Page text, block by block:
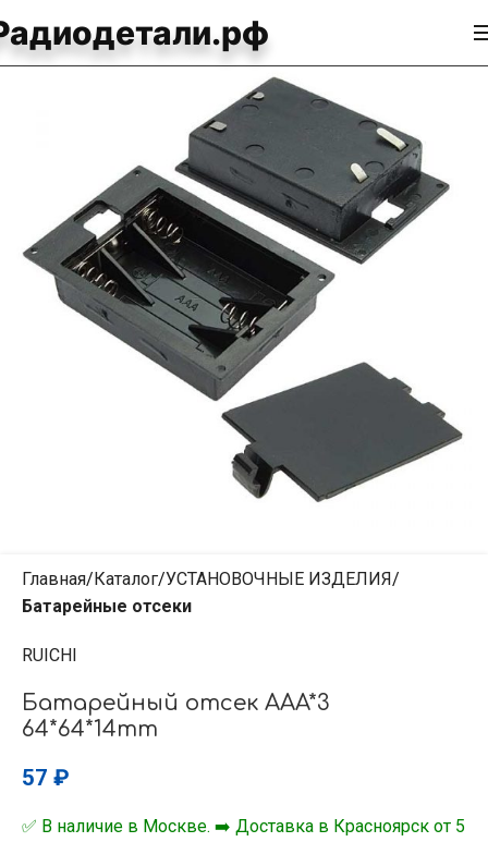
Главная Каталог УСТАНОВОЧНЫЕ ИЗДЕЛИЯ
Батарейные отсеки
RUICHI
Батарейный отсек AAA*3
64*64*14mm
57 ₽
✅ В наличие в Москве. ➡️ Доставка в Красноярск от 5